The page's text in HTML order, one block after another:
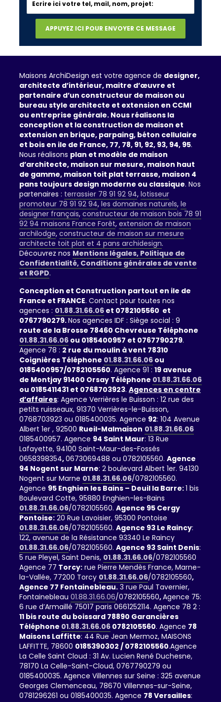
Maisons ArchiDesign est votre agence de designer,
architecte d’intérieur, maitre d’œuvre et
partenaire d’un constructeur de maison ou
bureau style architecte et extension en CCMI
ou entreprise générale. Nous réalisons la
conception et la construction de maison et
extension en brique, parpaing, béton cellulaire
et bois en ile de France, 77, 78, 91, 92, 93, 94, 95.
Nous réalisons plan et modèle de maison
d’architecte, maison sur mesure, maison haut
de gamme, maison toit plat terrasse, maison 4
pans toujours design moderne ou classique. Nos
partenaires : terrassier 78 91 92 94, lotisseur
promoteur 78 91 92 94, les domaines naturels, le
designer français, constructeur de maison bois 78 91
92 94 maisons France Forêt, extension de maison
archilodge, constructeur de maison sur mesure
architecte toit plat et 4 pans archidesign.
Découvrez nos Mentions légales, Politique de
Confidentialité, Conditions générales de vente
et RGPD.
Conception et Construction partout en ile de
France et FRANCE. Contact pour toutes nos
agences : 01.88.31.66.06 et 0782105560 et
0767790279.Nos agences IDF : Siège social : 9
route de la Brosse 78460 Chevreuse Téléphone
01.88.31.66.06 ou 0185400957 et 0767790279.
Agence 78 : 2 rue du moulin à vent 78310
Coignières Téléphone 01.88.31.66.06 ou
0185400957/0782105560. Agence 91 : 19 avenue
de Montjay 91400 Orsay Téléphone 01.88.31.66.06
ou 0185411431 et 0768703923. Agences en centre
d’affaires: Agence Verrières le Buisson : 12 rue des
petits ruisseaux, 91370 Verrières-le-Buisson,
0768703923 ou 0185400035. Agence 92: 104 Avenue
Albert 1er , 92500 Rueil-Malmaison 01.88.31.66.06
0185400957. Agence 94 Saint Maur: 13 Rue
Lafayette, 94100 Saint-Maur-des-Fossés
0658398354,0673069488 ou 0782105560. Agence
94 Nogent sur Marne: 2 boulevard Albert 1er. 94130
Nogent sur Marne 01.88.31.66.06/0782105560.
Agence 95 Enghien les Bains – Deuil la Barre:1 bis
Boulevard Cotte, 95880 Enghien-les-Bains
01.88.31.66.06/0782105560. Agence 95 Cergy
Pontoise: 20 Rue Lavoisier, 95300 Pontoise
01.88.31.66.06/0782105560. Agence 93 Le Raincy:
122, avenue de la Résistance 93340 Le Raincy
01.88.31.66.06/0782105560. Agence 93 Saint Denis:
5 rue Pleyel, Saint Denis, 01.88.31.66.06/0782105560
Agence 77 Torcy: rue Pierre Mendès France, Marne-
la-Vallée, 77200 Torcy 01.88.31.66.06/0782105560,
Agence 77 Fontainebleau. 3 rue Paul Tavernier,
Fontainebleau 01.88.31.66.06/0782105560,Agence 75:
6 rue d’Armaillé 75017 paris 0661252114. Agence 78 2 :
11 bis route du boissard 78890 Garancières
Téléphone 01.88.31.66.06 0782105560. Agence 78
Maisons Laffitte: 44 Rue Jean Mermoz, MAISONS
LAFFITTE, 78600 0185390302 / 0782105560.Agence
La Celle Saint Cloud : 31 Av. Lucien René Duchesne,
78170 La Celle-Saint-Cloud, 0767790279 ou
0185400035. Agence Villennes sur Seine : 325 avenue
Georges Clemenceau, 78670 Villennes-sur-Seine,
0781296261 ou 0185400035. Agence 78 Versailles: